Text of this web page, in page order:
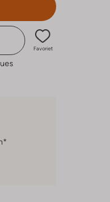
Favoriet